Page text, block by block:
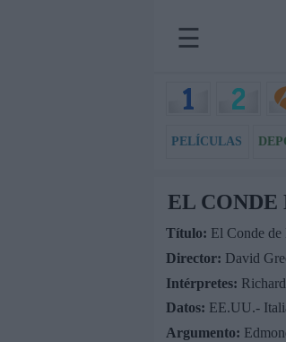
☰
PELÍCULAS
EL CONDE
Título: El Conde
Director: David
Intérpretes:
Datos: EE.UU.-
Argumento: